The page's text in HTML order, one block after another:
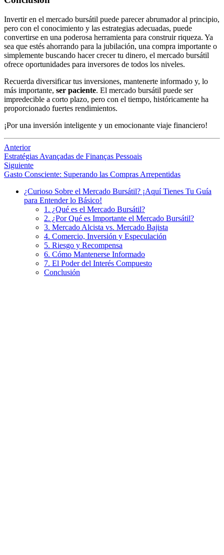
Invertir en el mercado bursátil puede parecer abrumador al principio,
pero con el conocimiento y las estrategias adecuadas, puede
convertirse en una poderosa herramienta para construir riqueza. Ya
sea que estés ahorrando para la jubilación, una compra importante o
simplemente buscando hacer crecer tu dinero, el mercado bursátil
ofrece oportunidades para inversores de todos los niveles.
Recuerda diversificar tus inversiones, mantenerte informado y, lo
más importante, ser paciente. El mercado bursátil puede ser
impredecible a corto plazo, pero con el tiempo, históricamente ha
proporcionado fuertes rendimientos.
¡Por una inversión inteligente y un emocionante viaje financiero!
Anterior
Estratégias Avançadas de Finanças Pessoais
Siguiente
Gasto Consciente: Superando las Compras Arrepentidas
¿Curioso Sobre el Mercado Bursátil? ¡Aquí Tienes Tu Guía
para Entender lo Básico!
1. ¿Qué es el Mercado Bursátil?
2. ¿Por Qué es Importante el Mercado Bursátil?
3. Mercado Alcista vs. Mercado Bajista
4. Comercio, Inversión y Especulación
5. Riesgo y Recompensa
6. Cómo Mantenerse Informado
7. El Poder del Interés Compuesto
Conclusión